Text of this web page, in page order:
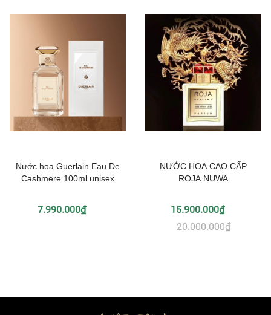
Nước hoa Guerlain Eau De
Cashmere 100ml unisex
7.990.000₫
NƯỚC HOA CAO CẤP
ROJA NUWA
15.900.000₫
20.000.000₫